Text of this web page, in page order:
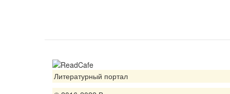
Литературный портал